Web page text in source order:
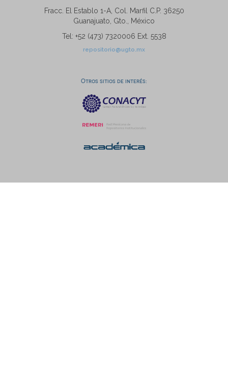
Fracc. El Establo 1-A, Col. Marfil C.P. 36250
Guanajuato, Gto., México
Tel: +52 (473) 7320006 Ext. 5538
repositorio@ugto.mx
Otros sitios de interés: